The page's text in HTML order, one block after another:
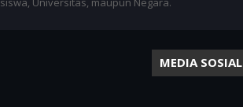
MEDIA SOSIAL